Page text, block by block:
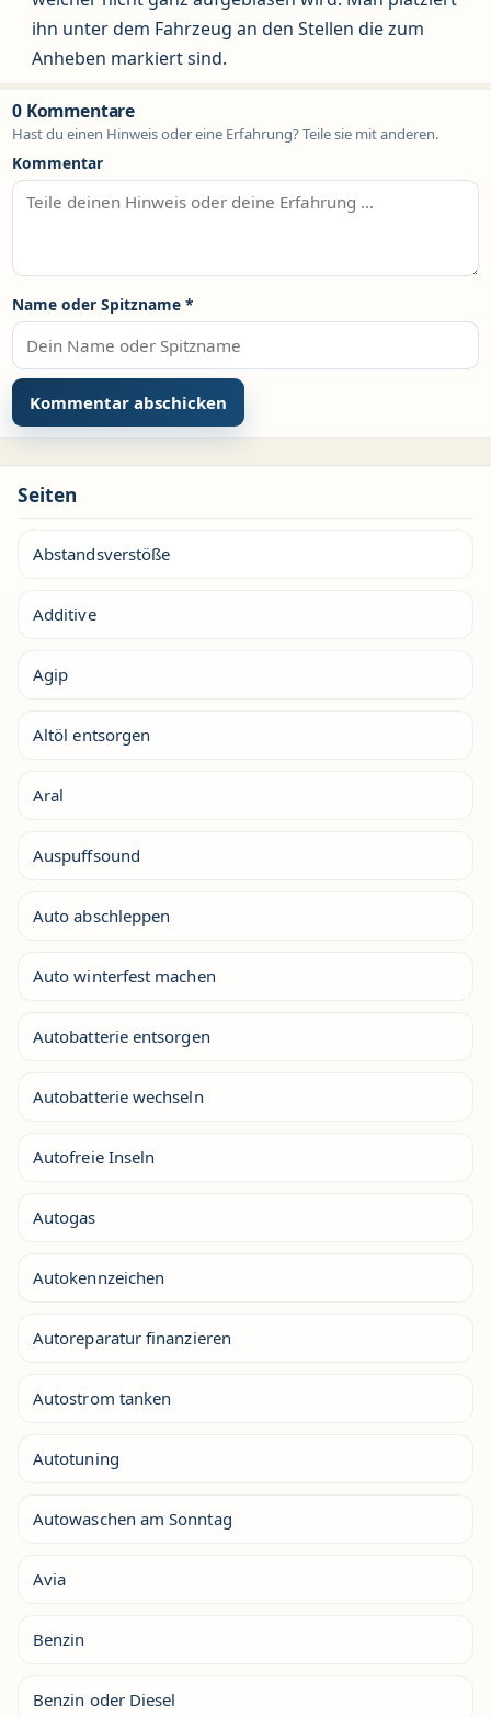
ihn unter dem Fahrzeug an den Stellen die zum
Anheben markiert sind.
0 Kommentare
Hast du einen Hinweis oder eine Erfahrung? Teile sie mit anderen.
Kommentar
Name oder Spitzname *
Seiten
Abstandsverstöße
Additive
Agip
Altöl entsorgen
Aral
Auspuffsound
Auto abschleppen
Auto winterfest machen
Autobatterie entsorgen
Autobatterie wechseln
Autofreie Inseln
Autogas
Autokennzeichen
Autoreparatur finanzieren
Autostrom tanken
Autotuning
Autowaschen am Sonntag
Avia
Benzin
Benzin oder Diesel